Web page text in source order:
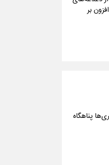
بر
پناهگاه